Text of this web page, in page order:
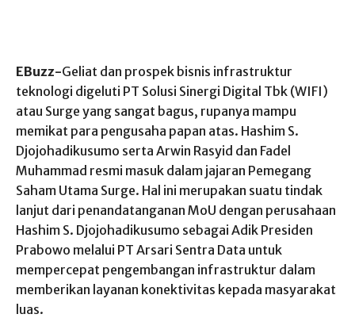
EBuzz-Geliat dan prospek bisnis infrastruktur
teknologi digeluti PT Solusi Sinergi Digital Tbk (WIFI)
atau Surge yang sangat bagus, rupanya mampu
memikat para pengusaha papan atas. Hashim S.
Djojohadikusumo serta Arwin Rasyid dan Fadel
Muhammad resmi masuk dalam jajaran Pemegang
Saham Utama Surge. Hal ini merupakan suatu tindak
lanjut dari penandatanganan MoU dengan perusahaan
Hashim S. Djojohadikusumo sebagai Adik Presiden
Prabowo melalui PT Arsari Sentra Data untuk
mempercepat pengembangan infrastruktur dalam
memberikan layanan konektivitas kepada masyarakat
luas.